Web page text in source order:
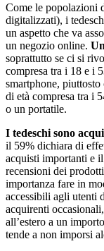
Come le popolazioni
digitalizzati), i
un aspetto che va
un negozio online.
soprattutto se ci si
compresa tra i 18 e i
smartphone,
di età compresa tra i
o un portatile.
I tedeschi sono
il 59% dichiara di
acquisti importanti e
recensioni dei
importanza fare in
accessibili agli utenti
acquirenti
all’estero a un
tende a non imporsi